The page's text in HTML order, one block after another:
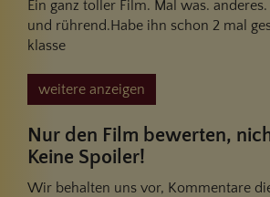
Ein ganz toller Film. Mal was.
und rührend.Habe ihn schon 2 mal
klasse
weitere anzeigen
Nur den Film bewerten,
Keine Spoiler!
Wir behalten uns vor, Kommentare